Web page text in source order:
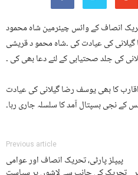
انصاف کے وائس چیئرمین شاہ محمود
کی عیادت کی ۔شاہ محمو د قریشی
کی جلد صحتیابی کے لئے دعا بھی کی ۔
اقارب کا بھی یوسف رضا گیلانی کی عیادت
کے نجی ہسپتال آمد کا سلسلہ جاری رہا۔
Previous article
پیپلز پارٹی، تحریک انصاف اور عوامی